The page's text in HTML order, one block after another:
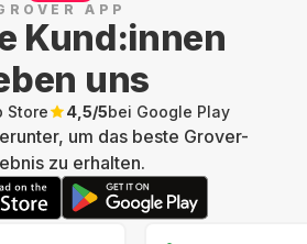
APP
Kund:innen
uns
Store 4,5/5bei Google Play
um das beste Grover-
zu erhalten.